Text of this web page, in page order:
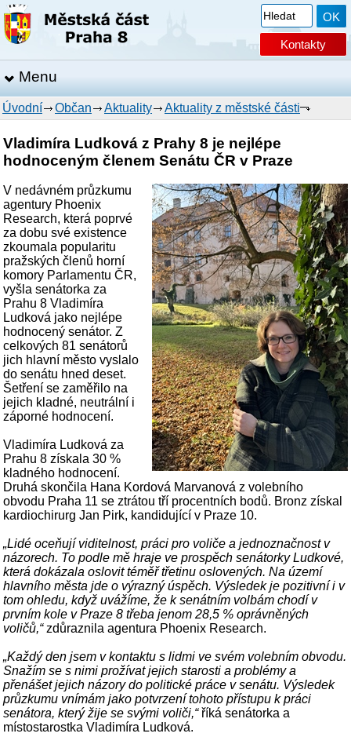
Kontakty
Menu
Úvodní Občan Aktuality Aktuality z městské části
Vladimíra Ludková z Prahy 8 je nejlépe
hodnoceným členem Senátu ČR v Praze
V nedávném průzkumu
agentury Phoenix
Research, která poprvé
za dobu své existence
zkoumala popularitu
pražských členů horní
komory Parlamentu ČR,
vyšla senátorka za
Prahu 8 Vladimíra
Ludková jako nejlépe
hodnocený senátor. Z
celkových 81 senátorů
jich hlavní město vyslalo
do senátu hned deset.
Šetření se zaměřilo na
jejich kladné, neutrální i
záporné hodnocení.
Vladimíra Ludková za
Prahu 8 získala 30 %
kladného hodnocení.
Druhá skončila Hana Kordová Marvanová z volebního
obvodu Praha 11 se ztrátou tří procentních bodů. Bronz získal
kardiochirurg Jan Pirk, kandidující v Praze 10.
„Lidé oceňují viditelnost, práci pro voliče a jednoznačnost v
názorech. To podle mě hraje ve prospěch senátorky Ludkové,
která dokázala oslovit téměř třetinu oslovených. Na území
hlavního města jde o výrazný úspěch. Výsledek je pozitivní i v
tom ohledu, když uvážíme, že k senátním volbám chodí v
prvním kole v Praze 8 třeba jenom 28,5 % oprávněných
voličů,“zdůraznila agentura Phoenix Research.
„Každý den jsem v kontaktu s lidmi ve svém volebním obvodu.
Snažím se s nimi prožívat jejich starosti a problémy a
přenášet jejich názory do politické práce v senátu. Výsledek
průzkumu vnímám jako potvrzení tohoto přístupu k práci
senátora, který žije se svými voliči,“říká senátorka a
místostarostka Vladimíra Ludková.